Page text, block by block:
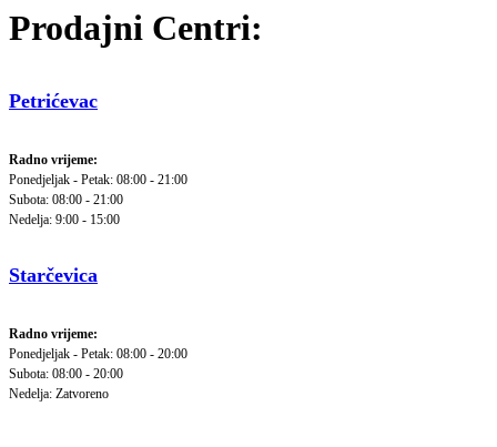
Prodajni Centri:
Petrićevac
Radno vrijeme:
Ponedjeljak - Petak: 08:00 - 21:00
Subota: 08:00 - 21:00
Nedelja: 9:00 - 15:00
Starčevica
Radno vrijeme:
Ponedjeljak - Petak: 08:00 - 20:00
Subota: 08:00 - 20:00
Nedelja: Zatvoreno